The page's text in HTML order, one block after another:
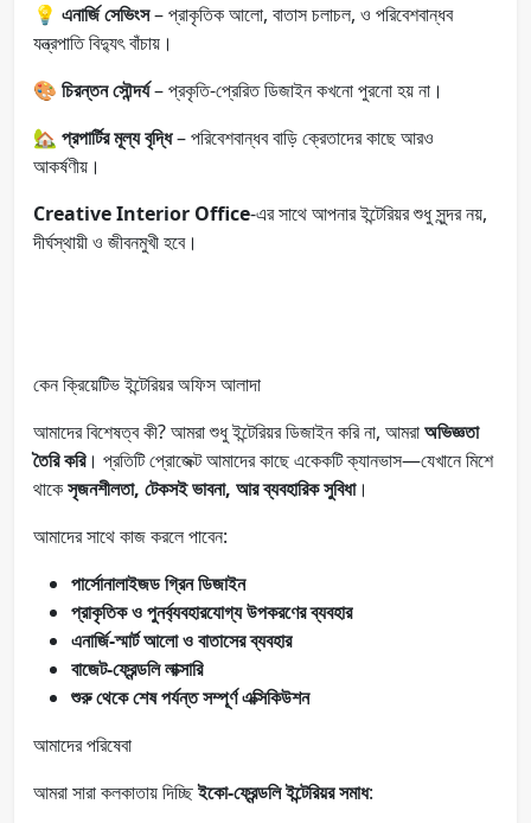
💡 এনার্জি সেভিংস– প্রাকৃতিক আলো, বাতাস চলাচল, ও পরিবেশবান্ধব
যন্ত্রপাতি বিদ্যুৎ বাঁচায়।
🎨 চিরন্তন সৌন্দর্য– প্রকৃতি-প্রেরিত ডিজাইন কখনো পুরনো হয় না।
🏡 প্রপার্টির মূল্য বৃদ্ধি– পরিবেশবান্ধব বাড়ি ক্রেতাদের কাছে আরও
আকর্ষণীয়।
Creative Interior Office-এর সাথে আপনার ইন্টেরিয়র শুধু সুন্দর নয়,
দীর্ঘস্থায়ী ও জীবনমুখী হবে।
কেন ক্রিয়েটিভ ইন্টেরিয়র অফিস আলাদা
আমাদের বিশেষত্ব কী? আমরা শুধু ইন্টেরিয়র ডিজাইন করি না, আমরাঅভিজ্ঞতা
তৈরি করি। প্রতিটি প্রোজেক্ট আমাদের কাছে একেকটি ক্যানভাস—যেখানে মিশে
থাকেসৃজনশীলতা, টেকসই ভাবনা, আর ব্যবহারিক সুবিধা।
আমাদের সাথে কাজ করলে পাবেন:
পার্সোনালাইজড গ্রিন ডিজাইন
প্রাকৃতিক ও পুনর্ব্যবহারযোগ্য উপকরণের ব্যবহার
এনার্জি-স্মার্ট আলো ও বাতাসের ব্যবহার
বাজেট-ফ্রেন্ডলি লাক্সারি
শুরু থেকে শেষ পর্যন্ত সম্পূর্ণ এক্সিকিউশন
আমাদের পরিষেবা
আমরা সারা কলকাতায় দিচ্ছিইকো-ফ্রেন্ডলি ইন্টেরিয়র সমাধ: